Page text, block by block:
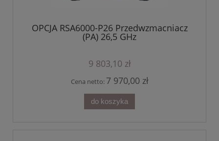
OPCJA RSA6000-P26 Przedwzmacniacz
(PA) 26,5 GHz
9 803,10 zł
Cena netto: 7 970,00 zł
do koszyka